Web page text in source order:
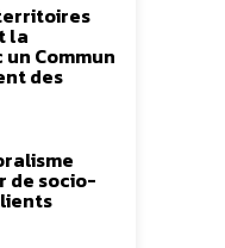
la
Commun
des
de socio-